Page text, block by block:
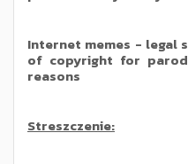
Internet memes - legal
of copyright for
reasons
Streszczenie: